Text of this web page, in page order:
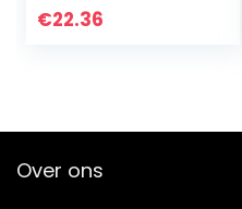
€22.36
Over ons